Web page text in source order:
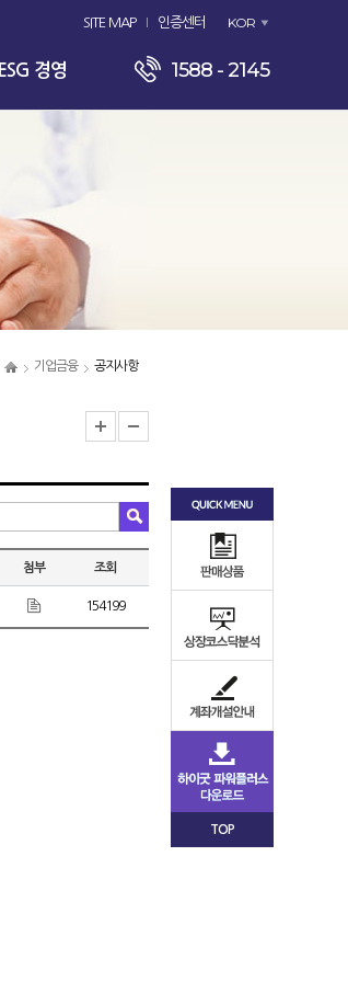
SITE MAP 인증센터 KOR
ESG 경영 1588 - 2145
기업금융 공지사항
첨부 조회
154199
TOP